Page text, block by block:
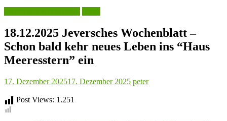
18.12.2025 Jeversches Wochenblatt –
Schon bald kehr neues Leben ins “Haus
Meeresstern” ein
17. Dezember 202517. Dezember 2025 peter
Post Views: 1.251